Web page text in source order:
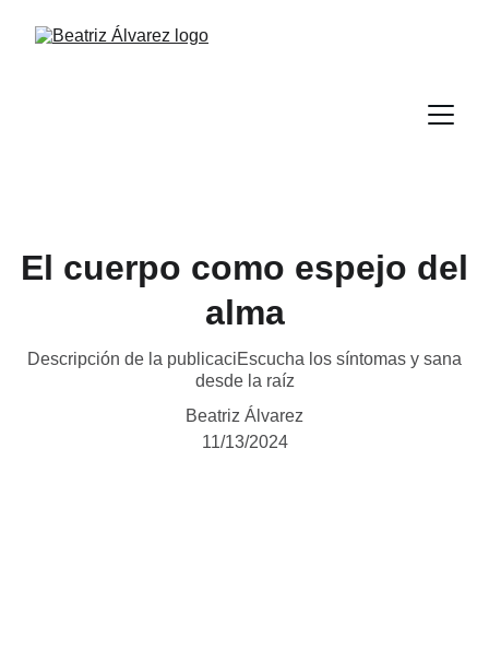
El cuerpo como espejo del
alma
Descripción de la publicaciEscucha los síntomas y sana
desde la raíz
Beatriz Álvarez
11/13/2024